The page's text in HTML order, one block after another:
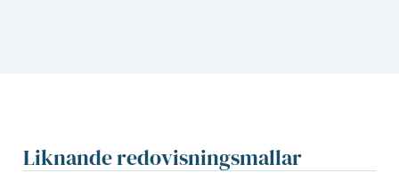
Liknande redovisningsmallar